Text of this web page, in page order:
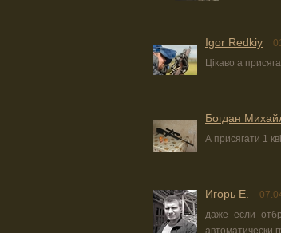
Igor Redkiy
Цікаво а
Богдан
А присягати 1
Игорь Е.
даже если
автоматически